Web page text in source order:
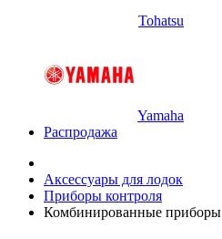
Tohatsu
Yamaha
Распродажа
Аксессуары для лодок
Приборы контроля
Комбинированные приборы